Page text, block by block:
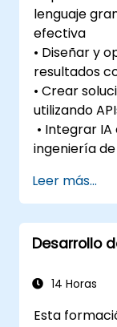
lenguaje
efectiva
• Diseñar y
resultados
• Crear
utilizando
• Integrar
ingeniería
Leer más...
Desarrollo
14 Horas
Esta